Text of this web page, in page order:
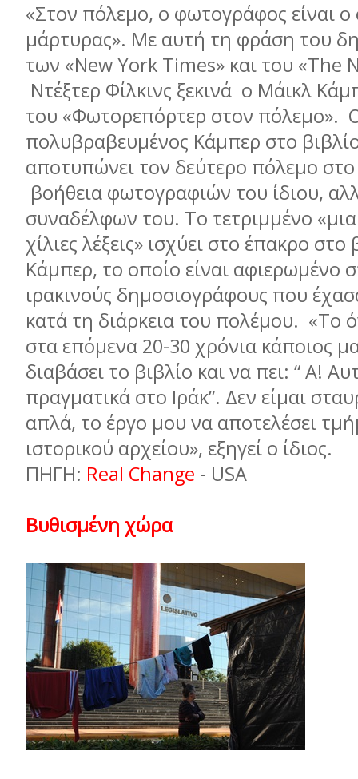
«Στον πόλεµο, ο φωτογράφος είναι
µάρτυρας». Με αυτή τη φράση του
των «New York Times» και του «The
Ντέξτερ Φίλκινς ξεκινά ο Μάικλ
του «Φωτορεπόρτερ στον πόλεµο».
πολυβραβευµένος Κάµπερ στο
αποτυπώνει τον δεύτερο πόλεµο στο
βοήθεια φωτογραφιών του ίδιου,
συναδέλφων του. Το τετριµµένο «µια
χίλιες λέξεις» ισχύει στο έπακρο στο
Κάµπερ, το οποίο είναι αφιερωµένο
ιρακινούς δηµοσιογράφους που
κατά τη διάρκεια του πολέµου. «Το
στα επόµενα 20-30 χρόνια κάποιος
διαβάσει το βιβλίο και να πει: “ Α!
πραγµατικά στο Ιράκ”. Δεν είµαι
απλά, το έργο µου να αποτελέσει
ιστορικού αρχείου», εξηγεί ο ίδιος.
ΠΗΓΗ: Real Change - USA
Βυθισµένη χώρα